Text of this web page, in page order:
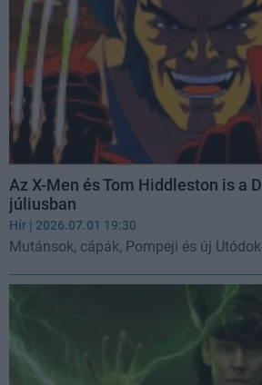
Az X-Men és Tom Hiddleston is a
júliusban
Hír | 2026.07.01 19:30
Mutánsok, cápák, Pompeji és új